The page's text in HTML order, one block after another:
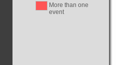
More than one
event